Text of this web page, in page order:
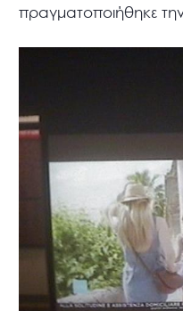
πραγματοποιήθηκε